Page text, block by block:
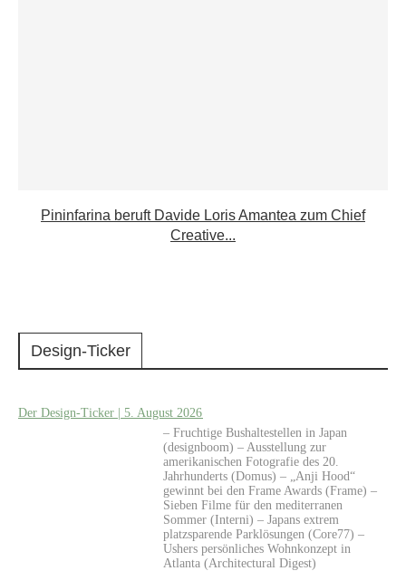
Pininfarina beruft Davide Loris Amantea zum Chief
Creative...
Design-Ticker
Der Design-Ticker | 5. August 2026
– Fruchtige Bushaltestellen in Japan
(designboom) – Ausstellung zur
amerikanischen Fotografie des 20.
Jahrhunderts (Domus) – „Anji Hood“
gewinnt bei den Frame Awards (Frame) –
Sieben Filme für den mediterranen
Sommer (Interni) – Japans extrem
platzsparende Parklösungen (Core77) –
Ushers persönliches Wohnkonzept in
Atlanta (Architectural Digest)